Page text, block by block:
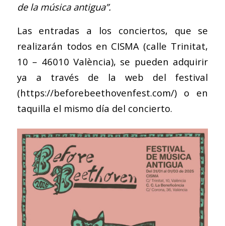
de la música antigua”.
Las entradas a los conciertos, que se
realizarán todos en CISMA (calle Trinitat,
10 – 46010 València), se pueden adquirir
ya a través de la web del festival
(https://beforebeethovenfest.com/) o en
taquilla el mismo día del concierto.